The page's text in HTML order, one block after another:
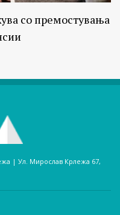
со премостувања
| Ул. Мирослав Крлежа 67,